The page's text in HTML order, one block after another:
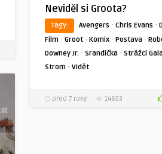
Neviděl si Groota?
Tagy: Avengers · Chris Evans ·
Film · Groot · Komix · Postava ·
Downey Jr. · Srandička · Strážci
Strom · Vidět
před 7 roky 14653